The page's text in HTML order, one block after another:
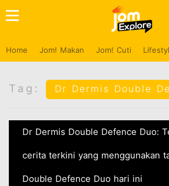
Home Jom! Makan Jom! Cuti
Tag: Dr Dermis Double
Dr Dermis Double Defence Duo:
cerita terkini yang menggunakan
Double Defence Duo hari ini